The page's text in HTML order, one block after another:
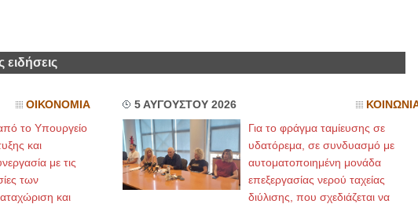
ειδήσεις
ΟΙΚΟΝΟΜΙΑ
το Υπουργείο
και
με τις
των
και
5 ΑΥΓΟΥΣΤΟΥ 2026
Για το φράγμα ταμίευσης σε
υδατόρεμα, σε συνδυασμό με
αυτοματοποιημένη μονάδα
επεξεργασίας νερού ταχείας
διύλισης, που σχεδιάζεται να
ΟΦΘΑΛΜΙΑΤΡΟΣ
Διδάκτωρ Ιατρικής Σχολής
Πανεπιστημίου Αθηνών
Καλλιπόλεως 3,Νέα Σμύρνη,
τηλ:210-9320215
Καβέτσου 10, Μυτιλήνη, τηλ:
2251038065